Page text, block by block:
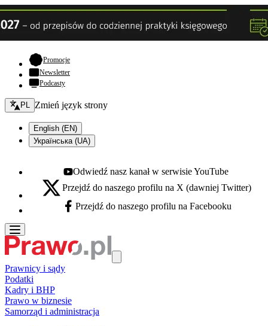
Promocje- otwiera się w nowej karcie
Newsletter
Podcasty
Zmień język - bieżący:
PL Zmień język strony
English (EN)
Українська (UA)
Youtube - otwiera się w nowej karcie
Odwiedź nasz kanał w serwisie YouTube
X - otwiera się w nowej karcie
Przejdź do naszego profilu na X (dawniej Twitter)
Facebook - otwiera się w nowej karcie
Przejdź do naszego profilu na Facebooku
Prawnicy i sądy
Podatki
Kadry i BHP
Prawo w biznesie
Samorząd i administracja